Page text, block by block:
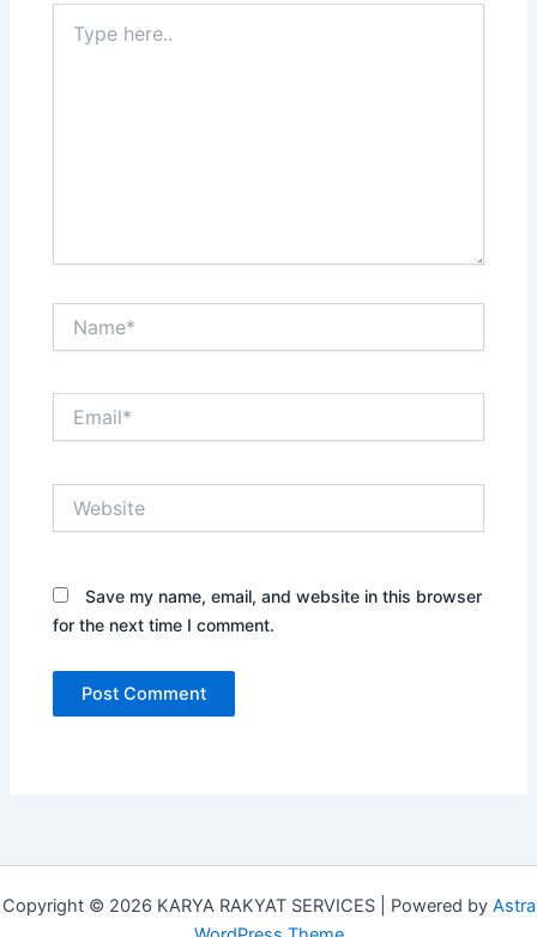
here..
Save my name, email, and website in this browser
for the next time I comment.
Copyright © 2026 KARYA RAKYAT SERVICES | Powered by Astra